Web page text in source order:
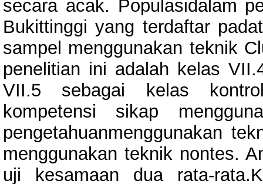
secara acak. Populasidalam
Bukittinggi yang terdaftar
sampel menggunakan teknik
penelitian ini adalah kelas
VII.5 sebagai kelas
kompetensi sikap
pengetahuanmenggunakan
menggunakan teknik nontes.
uji kesamaan dua rata-